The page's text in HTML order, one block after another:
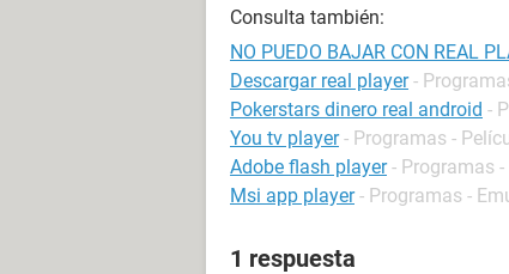
Consulta también:
NO PUEDO BAJAR CON REAL
Descargar real player -
Pokerstars dinero real android -
You tv player - Programas -
Adobe flash player - Programas -
Msi app player - Programas -
1 respuesta